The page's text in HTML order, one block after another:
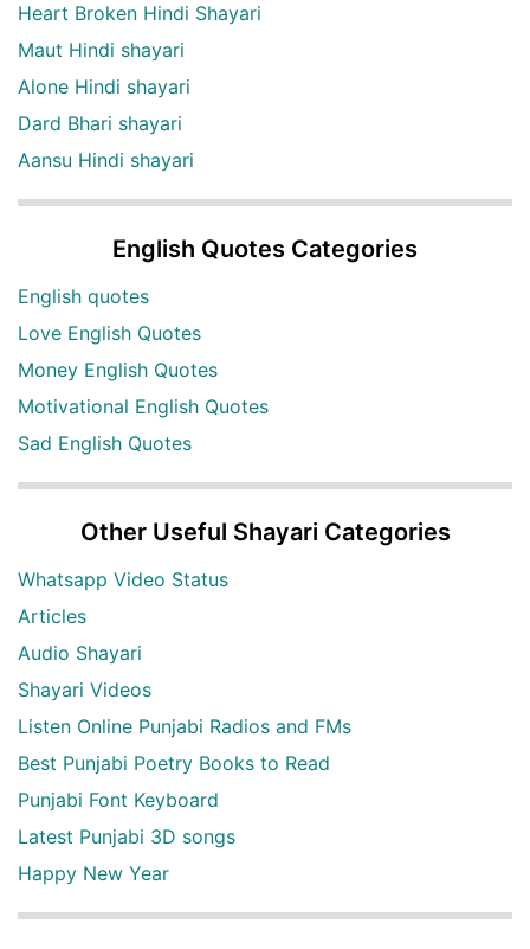
Heart Broken Hindi Shayari
Maut Hindi shayari
Alone Hindi shayari
Dard Bhari shayari
Aansu Hindi shayari
English Quotes Categories
English quotes
Love English Quotes
Money English Quotes
Motivational English Quotes
Sad English Quotes
Other Useful Shayari Categories
Whatsapp Video Status
Articles
Audio Shayari
Shayari Videos
Listen Online Punjabi Radios and FMs
Best Punjabi Poetry Books to Read
Punjabi Font Keyboard
Latest Punjabi 3D songs
Happy New Year